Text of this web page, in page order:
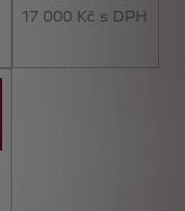
17 000 Kč s DPH